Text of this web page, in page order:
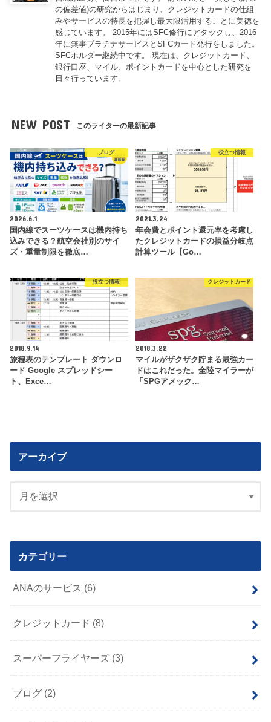
の偏差値)の研究からはじまり、クレジットカードの仕組
みやサービスの特長を把握し最大限活用することに美徳を
感じています。 2015年にはSFC修行にアタックし、2016
年に無事プラチナサービスとSFCカード発行をしました。
SFCホルダー継続中です。 現在は、クレジットカード、
銀行口座、マイル、ポイントカードを中心とした研究を
日々行っています。
NEW POST このライターの最新記事
ブログ
2026.6.1
国内線でスーツケースは機内持ち
込みできる？航空会社別のサイ
ズ・重量制限を徹底…
役立つ情報
2021.3.24
年会費とポイント還元率を考慮し
たクレジットカードの損益分岐点
計算ツール【Go…
役立つ情報
2018.9.14
旅程表のテンプレート ダウンロ
ード Google スプレッドシー
ト、Exce…
クレジットカード
2018.3.22
マイルがザクザク貯まる最強カー
ドはこれだった。全陸マイラーが
「SPGアメック…
アーカイブ
カテゴリー
ANAのサービス (6)
クレジットカード (8)
スーパーフライヤーズ (3)
ブログ (2)